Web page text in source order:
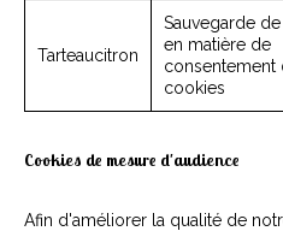
Tarteaucitron
Sauvegarde
en matière de
consentement
cookies
Cookies de mesure d'audience
Afin d'améliorer la qualité de